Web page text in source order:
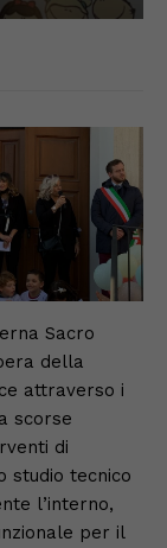
Sacro
della
attraverso i
scorse
di
studio tecnico
l’interno,
per il